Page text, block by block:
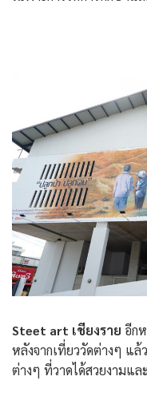
Steet art เชียงราย อีก
หลังจากเที่ยววัดต่างๆ แ
ต่างๆ ที่วาดได้สวยงามแล